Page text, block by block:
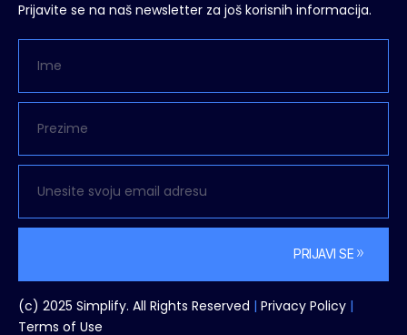
Prijavite se na naš newsletter za još korisnih informacija.
PRIJAVI SE
(c) 2025 Simplify. All Rights Reserved | Privacy Policy |
Terms of Use